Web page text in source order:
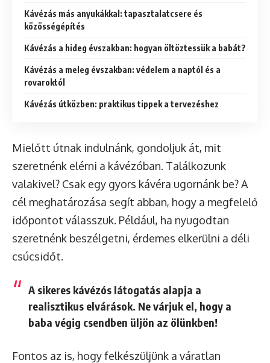
Kávézás más anyukákkal: tapasztalatcsere és
közösségépítés
Kávézás a hideg évszakban: hogyan öltöztessük a babát?
Kávézás a meleg évszakban: védelem a naptól és a
rovaroktól
Kávézás útközben: praktikus tippek a tervezéshez
Mielőtt útnak indulnánk, gondoljuk át, mit
szeretnénk elérni a kávézóban. Találkozunk
valakivel? Csak egy gyors kávéra ugornánk be? A
cél meghatározása segít abban, hogy a megfelelő
időpontot válasszuk. Például, ha nyugodtan
szeretnénk beszélgetni, érdemes elkerülni a déli
csúcsidőt.
A sikeres kávézós látogatás alapja a
realisztikus elvárások. Ne várjuk el, hogy a
baba végig csendben üljön az ölünkben!
Fontos az is, hogy felkészüljünk a váratlan